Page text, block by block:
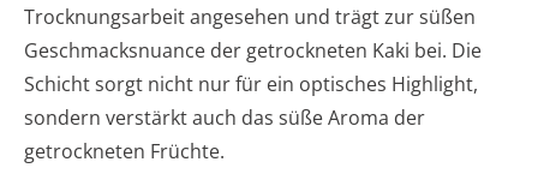
Trocknungsarbeit angesehen und trägt zur süßen
Geschmacksnuance der getrockneten Kaki bei. Die
Schicht sorgt nicht nur für ein optisches Highlight,
sondern verstärkt auch das süße Aroma der
getrockneten Früchte.